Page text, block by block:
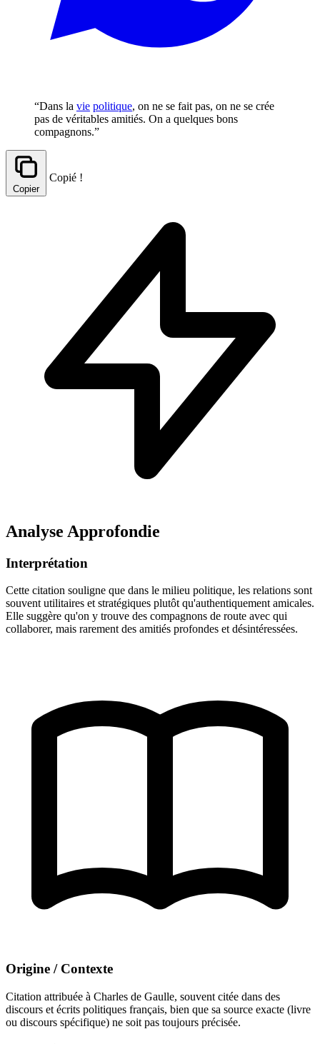
“Dans la vie politique, on ne se fait pas, on ne se crée
pas de véritables amitiés. On a quelques bons
compagnons.”
Copier
Copié !
Analyse Approfondie
Interprétation
Cette citation souligne que dans le milieu politique, les relations sont
souvent utilitaires et stratégiques plutôt qu'authentiquement amicales.
Elle suggère qu'on y trouve des compagnons de route avec qui
collaborer, mais rarement des amitiés profondes et désintéressées.
Origine / Contexte
Citation attribuée à Charles de Gaulle, souvent citée dans des
discours et écrits politiques français, bien que sa source exacte (livre
ou discours spécifique) ne soit pas toujours précisée.